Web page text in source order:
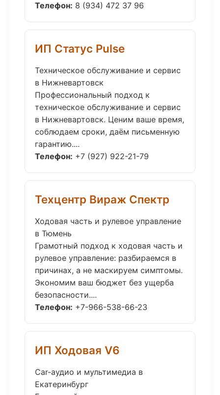
Телефон: 8 (934) 472 37 96
ИП Статус Pulse
Техническое обслуживание и сервис
в Нижневартовск
Профессиональный подход к
техническое обслуживание и сервис
в Нижневартовск. Ценим ваше время,
соблюдаем сроки, даём письменную
гарантию....
Телефон: +7 (927) 922-21-79
Техцентр Вираж Спектр
Ходовая часть и рулевое управление
в Тюмень
Грамотный подход к ходовая часть и
рулевое управление: разбираемся в
причинах, а не маскируем симптомы.
Экономим ваш бюджет без ущерба
безопасности....
Телефон: +7-966-538-66-23
ИП Ходовая V6
Car-аудио и мультимедиа в
Екатеринбург